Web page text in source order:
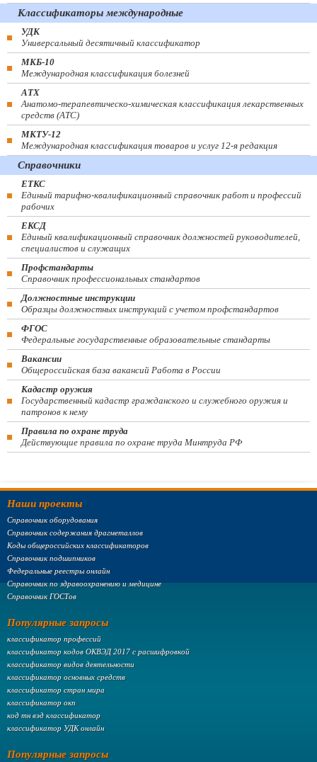
Классификаторы международные
УДК
Универсальный десятичный классификатор
МКБ-10
Международная классификация болезней
АТХ
Анатомо-терапевтическо-химическая классификация лекарственных
средств (ATC)
МКТУ-12
Международная классификация товаров и услуг 12-я редакция
Справочники
ЕТКС
Единый тарифно-квалификационный справочник работ и профессий
рабочих
ЕКСД
Единый квалификационный справочник должностей руководителей,
специалистов и служащих
Профстандарты
Справочник профессиональных стандартов
Должностные инструкции
Образцы должностных инструкций с учетом профстандартов
ФГОС
Федеральные государственные образовательные стандарты
Вакансии
Общероссийская база вакансий Работа в России
Кадастр оружия
Государственный кадастр гражданского и служебного оружия и
патронов к нему
Правила по охране труда
Действующие правила по охране труда Минтруда РФ
Наши проекты
Справочник оборудования
Справочник содержания драгметаллов
Коды общероссийских классификаторов
Справочник подшипников
Федеральные реестры онлайн
Справочник по здравоохранению и медицине
Справочник ГОСТов
Популярные запросы
классификатор профессий
классификатор кодов ОКВЭД 2017 с расшифровкой
классификатор видов деятельности
классификатор основных средств
классификатор стран мира
классификатор окп
код тн вэд классификатор
классификатор УДК онлайн
Популярные запросы